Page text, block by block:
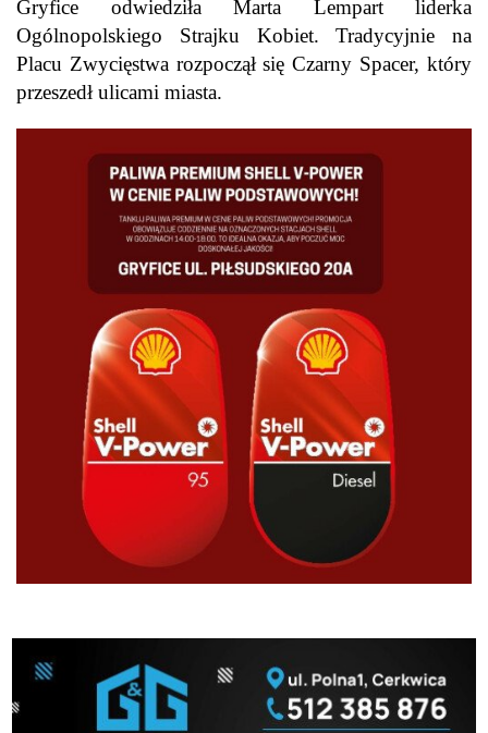
Gryfice odwiedziła Marta Lempart liderka
Ogólnopolskiego Strajku Kobiet. Tradycyjnie na
Placu Zwycięstwa rozpoczął się Czarny Spacer, który
przeszedł ulicami miasta.